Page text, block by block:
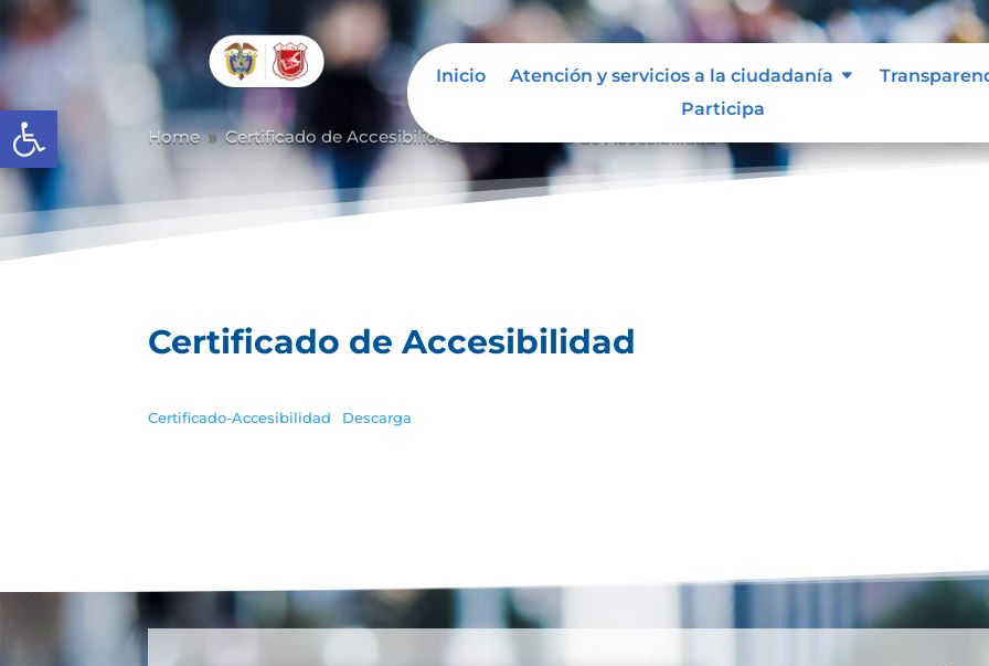
Abrir barra de herramientas
Inicio Atención y servicios a la ciudadanía
Participa
Home 9 Certificado de Accesibilidad
Certificado de Accesibilidad
Certificado-Accesibilidad Descarga